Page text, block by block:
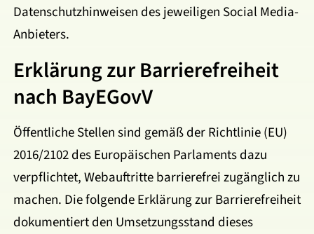
Datenschutzhinweisen des jeweiligen Social Media-
Anbieters.
Erklärung zur Barrierefreiheit
nach BayEGovV
Öffentliche Stellen sind gemäß der Richtlinie (EU)
2016/2102 des Europäischen Parlaments dazu
verpflichtet, Webauftritte barrierefrei zugänglich zu
machen. Die folgende Erklärung zur Barrierefreiheit
dokumentiert den Umsetzungsstand dieses